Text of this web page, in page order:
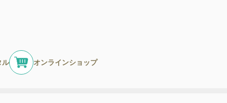
ル オンラインショップ